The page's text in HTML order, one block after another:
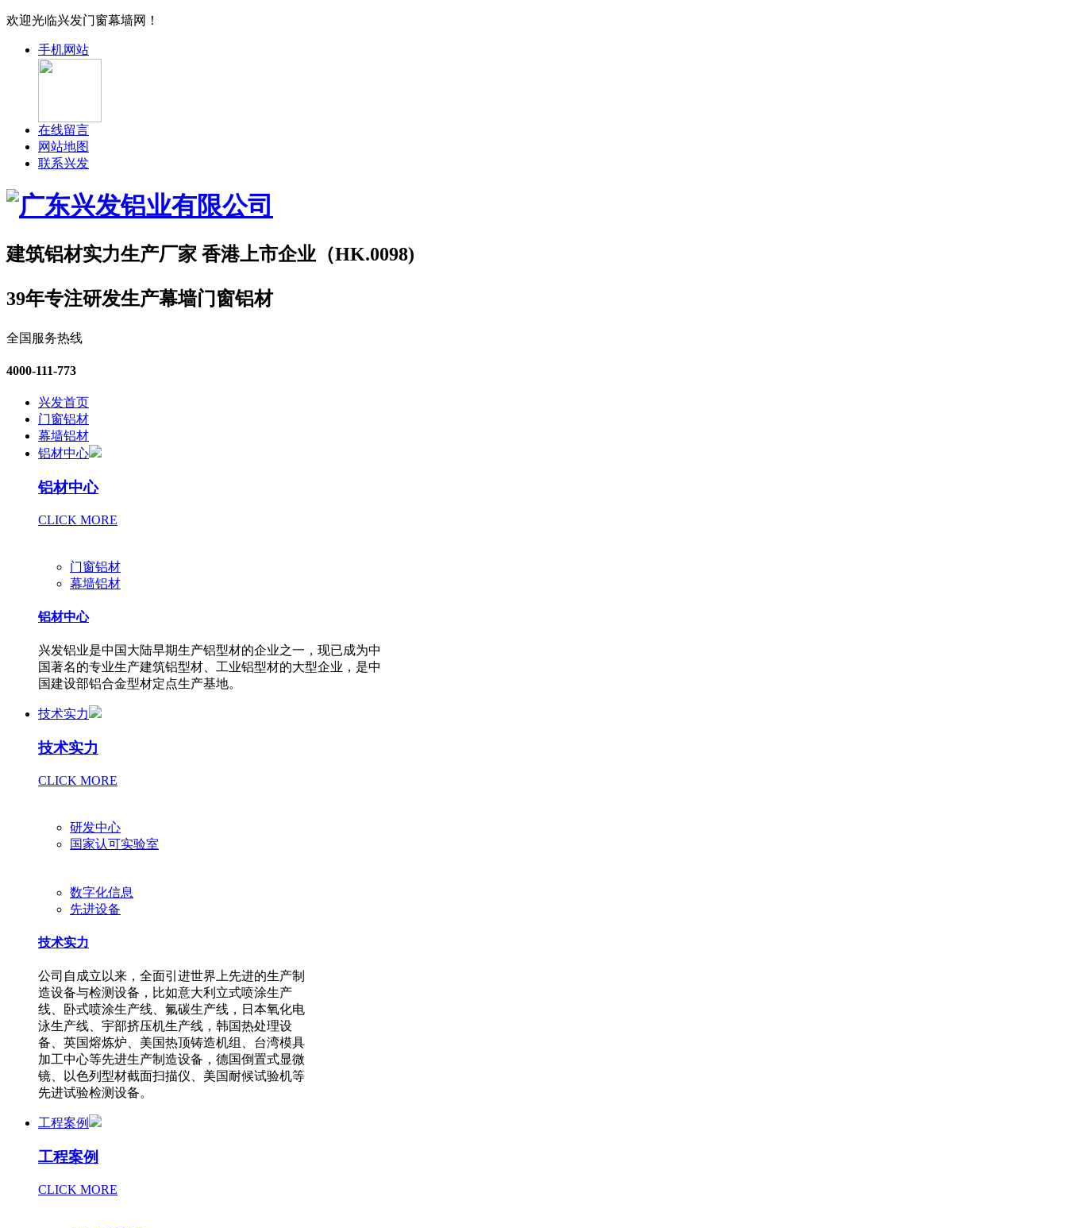
欢迎光临兴发门窗幕墙网！
手机网站
在线留言
网站地图
联系兴发
建筑铝材实力生产厂家 香港上市企业（HK.0098)
39年专注研发生产幕墙门窗铝材
全国服务热线
4000-111-773
兴发首页
门窗铝材
幕墙铝材
铝材中心
铝材中心
CLICK MORE
门窗铝材
幕墙铝材
铝材中心
兴发铝业是中国大陆早期生产铝型材的企业之一，现已成为中
国著名的专业生产建筑铝型材、工业铝型材的大型企业，是中
国建设部铝合金型材定点生产基地。
技术实力
技术实力
CLICK MORE
研发中心
国家认可实验室
数字化信息
先进设备
技术实力
公司自成立以来，全面引进世界上先进的生产制
造设备与检测设备，比如意大利立式喷涂生产
线、卧式喷涂生产线、氟碳生产线，日本氧化电
泳生产线、宇部挤压机生产线，韩国热处理设
备、英国熔炼炉、美国热顶铸造机组、台湾模具
加工中心等先进生产制造设备，德国倒置式显微
镜、以色列型材截面扫描仪、美国耐候试验机等
先进试验检测设备。
工程案例
工程案例
CLICK MORE